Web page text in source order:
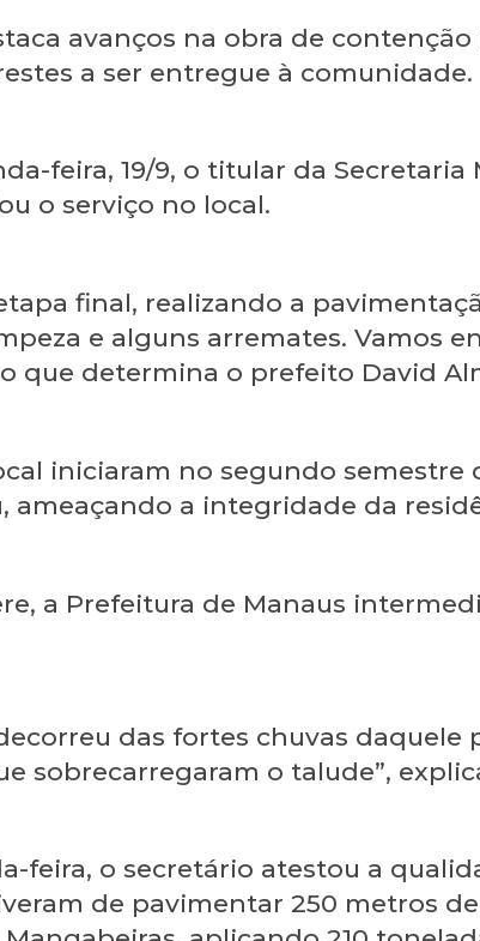
avanços na obra de
a ser entregue à comunidade.
feira, 19/9, o titular da
o serviço no local.
final, realizando a
e alguns arremates. Vamos
que determina o prefeito David
iniciaram no segundo semestre
ameaçando a integridade da
a Prefeitura de Manaus
das fortes chuvas
sobrecarregaram o talude”,
feira, o secretário atestou a
de pavimentar 250 metros